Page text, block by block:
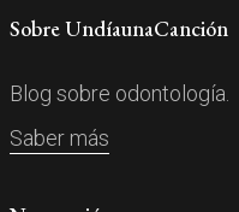
Sobre UndíaunaCanción
Blog sobre odontología.
Saber más